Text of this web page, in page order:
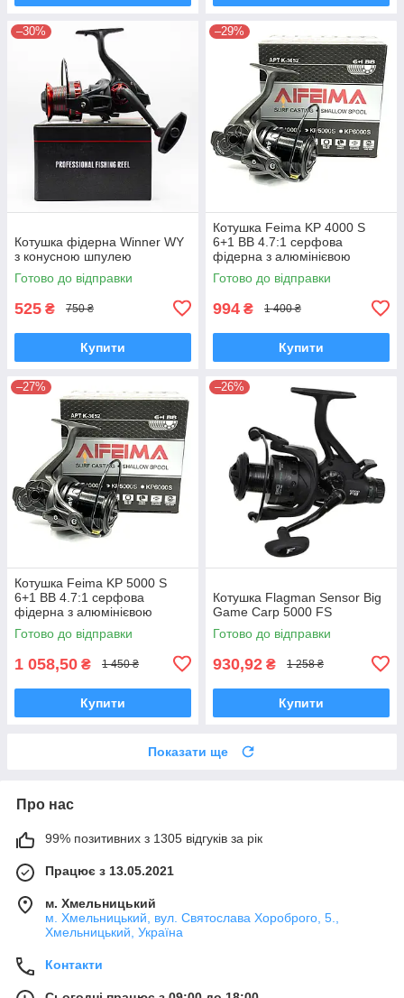
–30%
Котушка фідерна Winner WY
з конусною шпулею
Готово до відправки
525 ₴ 750 ₴
Купити
–29%
Котушка Feima KP 4000 S
6+1 BB 4.7:1 серфова
фідерна з алюмінієвою
мілкою шпулею для дальніх
закидів
Готово до відправки
994 ₴ 1 400 ₴
Купити
–27%
Котушка Feima KP 5000 S
6+1 BB 4.7:1 серфова
фідерна з алюмінієвою
мілкою шпулею для дальніх
закидів
Готово до відправки
1 058,50 ₴ 1 450 ₴
Купити
–26%
Котушка Flagman Sensor Big
Game Carp 5000 FS
Готово до відправки
930,92 ₴ 1 258 ₴
Купити
Показати ще
Про нас
99% позитивних з 1305 відгуків за рік
Працює з 13.05.2021
м. Хмельницький
м. Хмельницький, вул. Святослава Хороброго, 5.,
Хмельницький, Україна
Контакти